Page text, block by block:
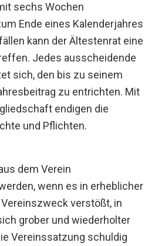
sechs Wochen
Ende eines Kalenderjahres
kann der Ältestenrat eine
Jedes ausscheidende
sich, den bis zu seinem
zu entrichten. Mit
endigen die
und Pflichten.
dem Verein
wenn es in erheblicher
verstößt, in
grober und wiederholter
Vereinssatzung schuldig